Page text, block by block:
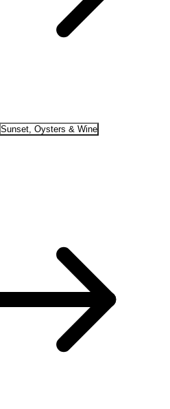
Sunset, Oysters & Wine